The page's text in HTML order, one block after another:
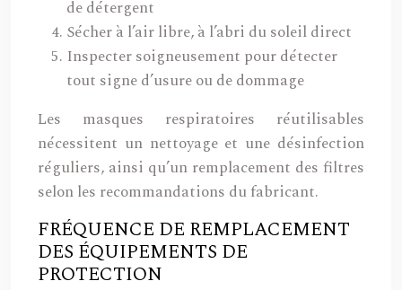
de détergent
Sécher à l’air libre, à l’abri du soleil direct
Inspecter soigneusement pour détecter
tout signe d’usure ou de dommage
Les masques respiratoires réutilisables
nécessitent un nettoyage et une désinfection
réguliers, ainsi qu’un remplacement des filtres
selon les recommandations du fabricant.
FRÉQUENCE DE REMPLACEMENT
DES ÉQUIPEMENTS DE
PROTECTION